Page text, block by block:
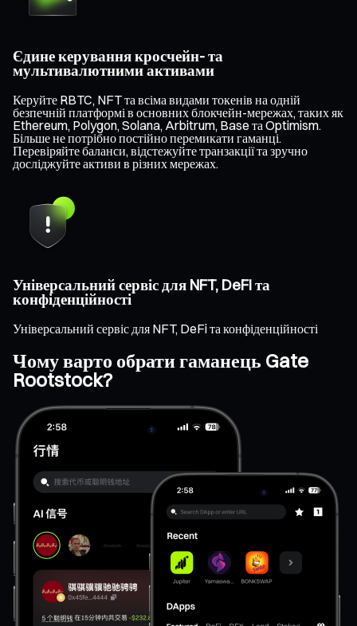
Єдине керування кросчейн- та
мультивалютними активами
Керуйте RBTC, NFT та всіма видами токенів на одній
безпечній платформі в основних блокчейн-мережах, таких як
Ethereum, Polygon, Solana, Arbitrum, Base та Optimism.
Більше не потрібно постійно перемикати гаманці.
Перевіряйте баланси, відстежуйте транзакції та зручно
досліджуйте активи в різних мережах.
Універсальний сервіс для NFT, DeFi та
конфіденційності
Універсальний сервіс для NFT, DeFi та конфіденційності
Чому варто обрати гаманець Gate
Rootstock?